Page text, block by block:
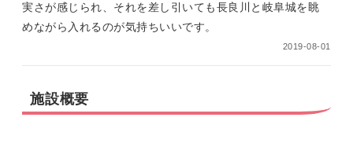
実さが感じられ、それを差し引いても長良川と岐阜城を眺
めながら入れるのが気持ちいいです。
2019-08-01
施設概要